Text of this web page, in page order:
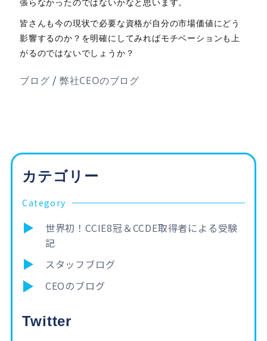
皆さんも今の現状で必要な資格が自分の市場価値にどう
影響するのか？を明確にしてみればモチベーションも上
がるのではないでしょうか？
ブログ / 弊社CEOのブログ
カテゴリー
Category
世界初！CCIE8冠＆CCDE取得者による受験
記
スタッフブログ
CEOのブログ
Twitter